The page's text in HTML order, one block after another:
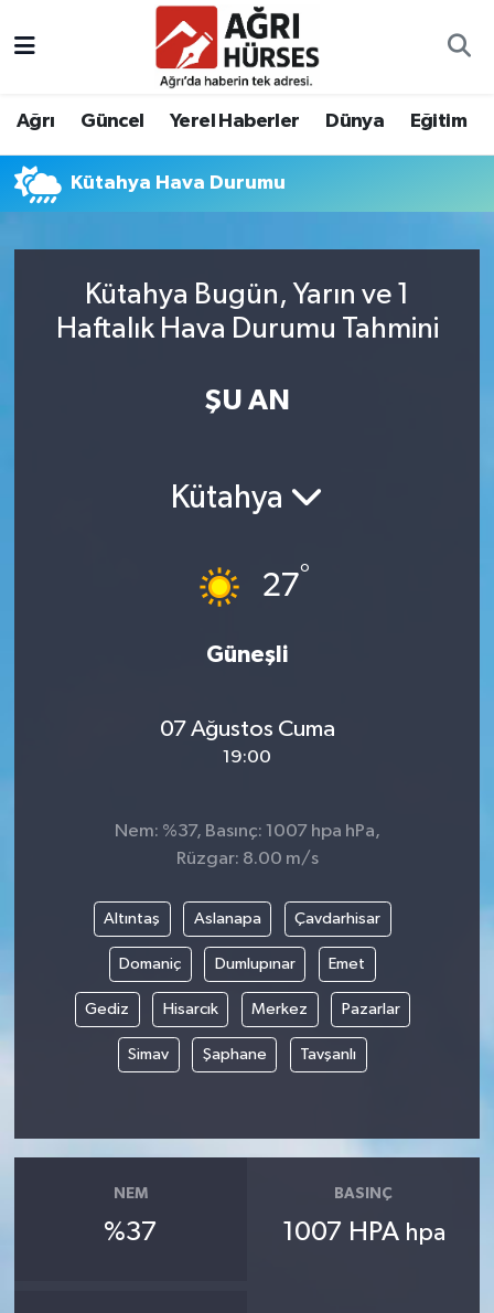
Ağrı Güncel Yerel Haberler Dünya Eğitim
Kütahya Hava Durumu
Kütahya Bugün, Yarın ve 1
Haftalık Hava Durumu Tahmini
ŞU AN
Kütahya
27°
Güneşli
07 Ağustos Cuma
19:00
Nem: %37, Basınç: 1007 hpa hPa,
Rüzgar: 8.00 m/s
Altıntaş Aslanapa Çavdarhisar
Domaniç Dumlupınar Emet
Gediz Hisarcık Merkez Pazarlar
Simav Şaphane Tavşanlı
NEM
%37
BASINÇ
1007 HPA hpa
Hava Durumu
Süper Lig Puan Durumu ve Fikstür
Tüm Manşetler
Son Dakika Haberleri